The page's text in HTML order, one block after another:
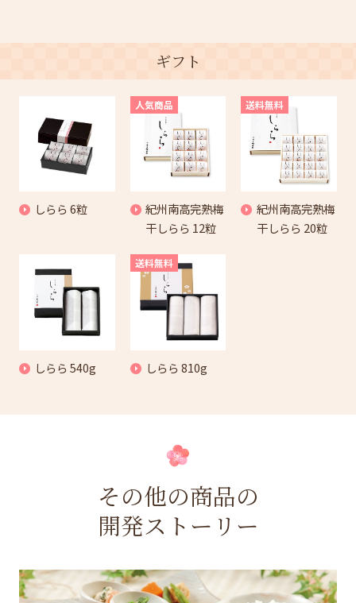
ギフト
しらら 6粒
人気商品
紀州南高完熟梅
干しらら 12粒
送料無料
紀州南高完熟梅
干しらら 20粒
しらら 540g
送料無料
しらら 810g
その他の商品の
開発ストーリー